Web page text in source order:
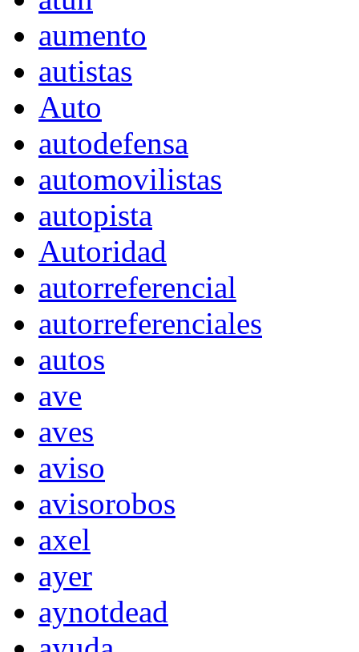
aumento
autistas
Auto
autodefensa
automovilistas
autopista
Autoridad
autorreferencial
autorreferenciales
autos
ave
aves
aviso
avisorobos
axel
ayer
aynotdead